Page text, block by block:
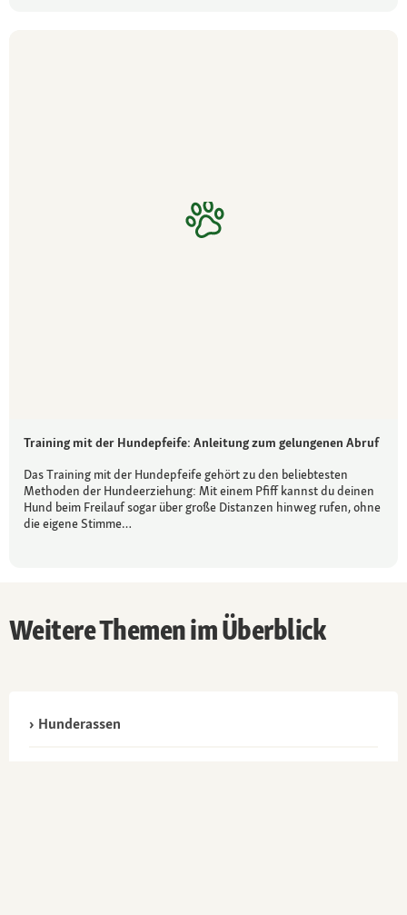
Training mit der Hundepfeife: Anleitung zum gelungenen Abruf
Das Training mit der Hundepfeife gehört zu den beliebtesten
Methoden der Hundeerziehung: Mit einem Pfiff kannst du deinen
Hund beim Freilauf sogar über große Distanzen hinweg rufen, ohne
die eigene Stimme…
Weitere Themen im Überblick
Hunderassen